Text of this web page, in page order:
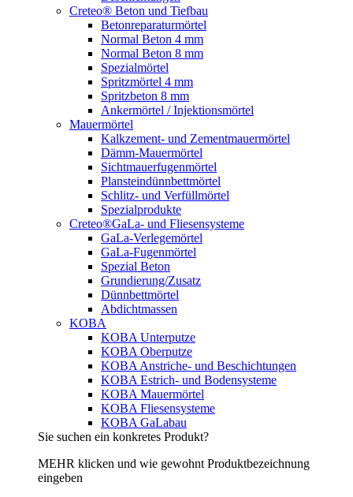
Creteo® Beton und Tiefbau
Betonreparaturmörtel
Normal Beton 4 mm
Normal Beton 8 mm
Spezialmörtel
Spritzmörtel 4 mm
Spritzbeton 8 mm
Ankermörtel / Injektionsmörtel
Mauermörtel
Kalkzement- und Zementmauermörtel
Dämm-Mauermörtel
Sichtmauerfugenmörtel
Plansteindünnbettmörtel
Schlitz- und Verfüllmörtel
Spezialprodukte
Creteo®GaLa- und Fliesensysteme
GaLa-Verlegemörtel
GaLa-Fugenmörtel
Spezial Beton
Grundierung/Zusatz
Dünnbettmörtel
Abdichtmassen
KOBA
KOBA Unterputze
KOBA Oberputze
KOBA Anstriche- und Beschichtungen
KOBA Estrich- und Bodensysteme
KOBA Mauermörtel
KOBA Fliesensysteme
KOBA GaLabau
Sie suchen ein konkretes Produkt?
MEHR klicken und wie gewohnt Produktbezeichnung
eingeben